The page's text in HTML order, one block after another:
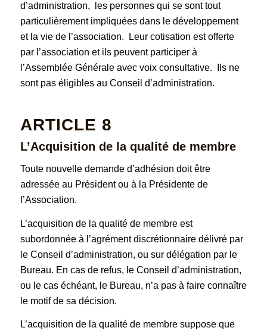
d’administration, les personnes qui se sont tout
particulièrement impliquées dans le développement
et la vie de l’association. Leur cotisation est offerte
par l’association et ils peuvent participer à
l’Assemblée Générale avec voix consultative. Ils ne
sont pas éligibles au Conseil d’administration.
ARTICLE 8
L’Acquisition de la qualité de membre
Toute nouvelle demande d’adhésion doit être
adressée au Président ou à la Présidente de
l’Association.
L’acquisition de la qualité de membre est
subordonnée à l’agrément discrétionnaire délivré par
le Conseil d’administration, ou sur délégation par le
Bureau. En cas de refus, le Conseil d’administration,
ou le cas échéant, le Bureau, n’a pas à faire connaître
le motif de sa décision.
L’acquisition de la qualité de membre suppose que